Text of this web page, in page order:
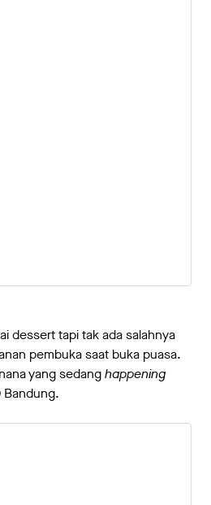
dessert tapi tak ada salahnya
pembuka saat buka puasa.
yang sedanghappening
Bandung.